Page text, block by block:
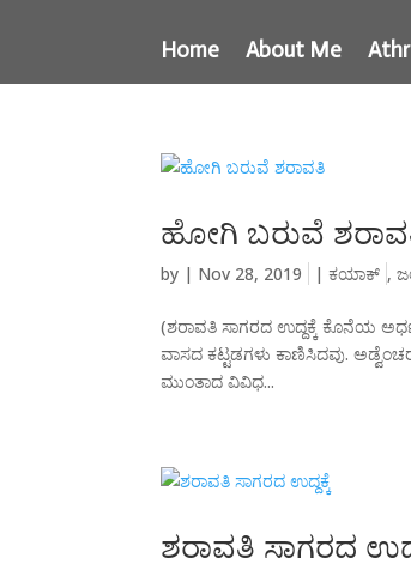
Home About Me
ಹೋಗಿ ಬರುವೆ
by | Nov 28, 2019 | ಕಯಾಕ್ ,
(ಶರಾವತಿ ಸಾಗರದ ಉದ್ದಕ್ಕೆ ಕೊನೆಯ
ವಾಸದ ಕಟ್ಟಡಗಳು ಕಾಣಿಸಿದವು.
ಮುಂತಾದ ವಿವಿಧ...
ಶರಾವತಿ ಸಾಗರದ